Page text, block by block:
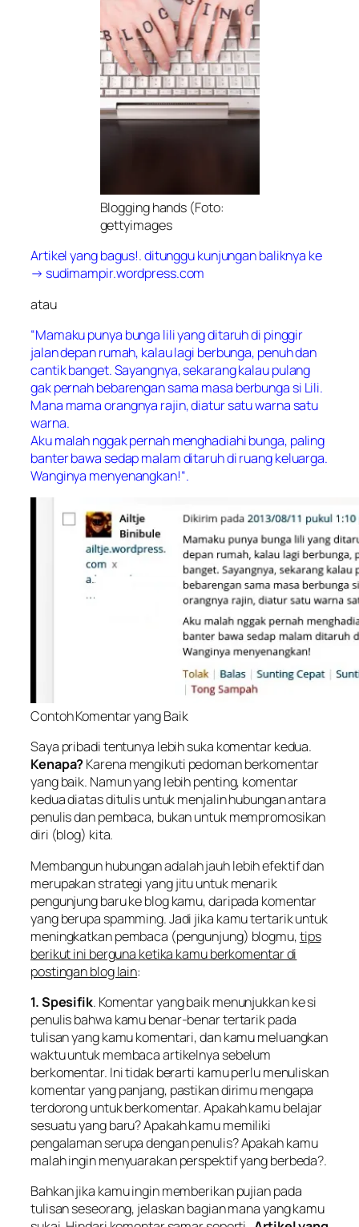
Blogging hands (Foto:
gettyimages
Artikel yang bagus!. ditunggu kunjungan baliknya ke
→ sudimampir.wordpress.com
atau
“Mamaku punya bunga lili yang ditaruh di pinggir
jalan depan rumah, kalau lagi berbunga, penuh dan
cantik banget. Sayangnya, sekarang kalau pulang
gak pernah bebarengan sama masa berbunga si Lili.
Mana mama orangnya rajin, diatur satu warna satu
warna.
Aku malah nggak pernah menghadiahi bunga, paling
banter bawa sedap malam ditaruh di ruang keluarga.
Wanginya menyenangkan!“.
Contoh Komentar yang Baik
Saya pribadi tentunya lebih suka komentar kedua.
Kenapa?Karena mengikuti pedoman berkomentar
yang baik. Namun yang lebih penting, komentar
kedua diatas ditulis untuk menjalin hubungan antara
penulis dan pembaca, bukan untuk mempromosikan
diri (blog) kita.
Membangun hubungan adalah jauh lebih efektif dan
merupakan strategi yangjituuntuk menarik
pengunjung baru ke blog kamu, daripada komentar
yang berupa spamming. Jadi jika kamu tertarik untuk
meningkatkan pembaca (pengunjung) blogmu,tips
berikut ini berguna ketika kamu berkomentar di
postingan blog lain:
1. Spesifik. Komentar yang baik menunjukkan ke si
penulis bahwa kamu benar-benar tertarik pada
tulisan yang kamu komentari, dan kamu meluangkan
waktu untuk membaca artikelnya sebelum
berkomentar. Ini tidak berarti kamu perlu menuliskan
komentar yang panjang, pastikan dirimu mengapa
terdorong untuk berkomentar. Apakah kamu belajar
sesuatu yang baru? Apakah kamu memiliki
pengalaman serupa dengan penulis? Apakah kamu
malah ingin menyuarakan perspektif yang berbeda?.
Bahkan jika kamu ingin memberikan pujian pada
tulisan seseorang, jelaskan bagian mana yang kamu